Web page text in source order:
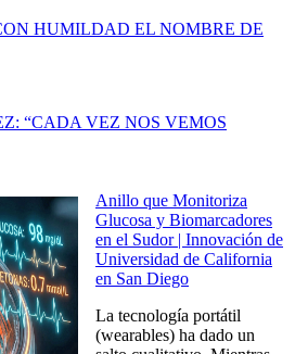
HUMILDAD EL NOMBRE DE
“CADA VEZ NOS VEMOS
Anillo que Monitoriza
Glucosa y Biomarcadores
en el Sudor | Innovación de
Universidad de California
en San Diego
La tecnología portátil
(wearables) ha dado un